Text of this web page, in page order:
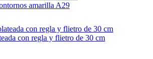
amarilla A29
con regla y flietro de 30 cm